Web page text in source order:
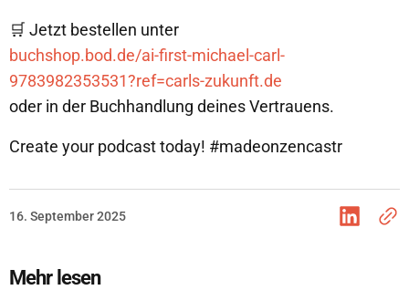
🛒 Jetzt bestellen unter
buchshop.bod.de/ai-first-michael-carl-
9783982353531?ref=carls-zukunft.de
oder in der Buchhandlung deines Vertrauens.
Create your podcast today! #madeonzencastr
16. September 2025
Mehr lesen